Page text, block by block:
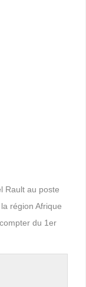
Rault au poste
région Afrique
du 1er